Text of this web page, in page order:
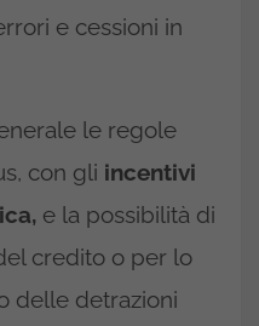
e cessioni in
le regole
con gli incentivi
e la possibilità di
credito o per lo
delle detrazioni